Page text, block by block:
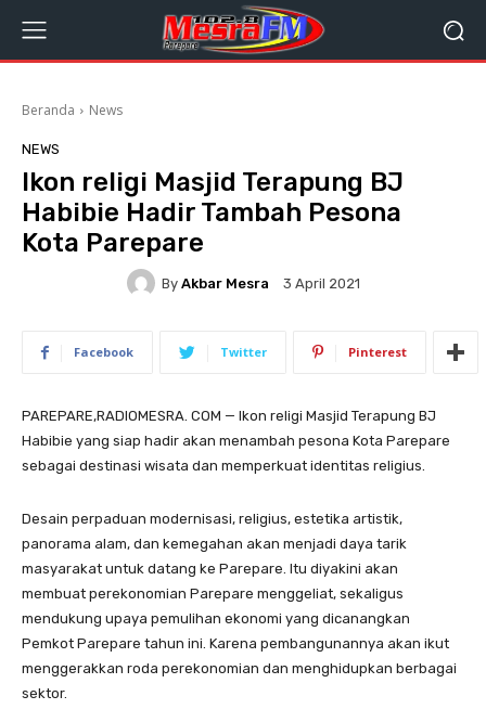
Beranda News
NEWS
Ikon religi Masjid Terapung BJ
Habibie Hadir Tambah Pesona
Kota Parepare
By Akbar Mesra 3 April 2021
Facebook Twitter Pinterest
PAREPARE,RADIOMESRA. COM — Ikon religi Masjid Terapung BJ
Habibie yang siap hadir akan menambah pesona Kota Parepare
sebagai destinasi wisata dan memperkuat identitas religius.
Desain perpaduan modernisasi, religius, estetika artistik,
panorama alam, dan kemegahan akan menjadi daya tarik
masyarakat untuk datang ke Parepare. Itu diyakini akan
membuat perekonomian Parepare menggeliat, sekaligus
mendukung upaya pemulihan ekonomi yang dicanangkan
Pemkot Parepare tahun ini. Karena pembangunannya akan ikut
menggerakkan roda perekonomian dan menghidupkan berbagai
sektor.